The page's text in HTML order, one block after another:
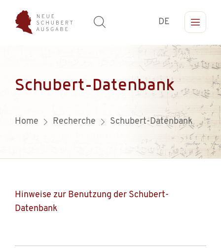
DE
Schubert-Datenbank
Home Recherche Schubert-Datenbank
Hinweise zur Benutzung der Schubert-
Datenbank